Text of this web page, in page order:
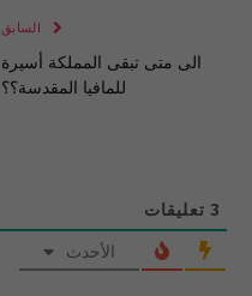
السابق
الى متى تبقى المملكة أسيرة
للمافيا المقدسة؟؟
3 تعليقات
الأحدث